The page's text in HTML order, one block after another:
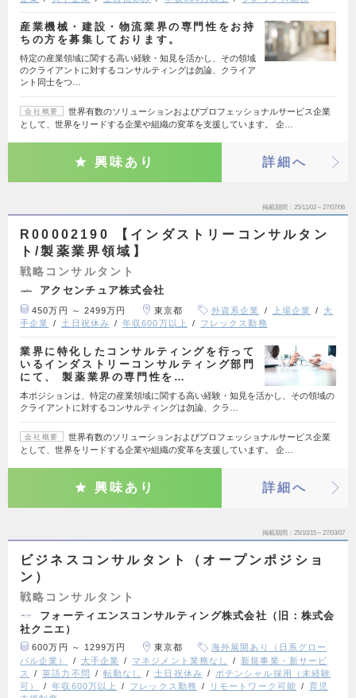
産業機械・建設・物流業界の専門性をお持
ちの方を募集しております。
特定の産業領域に関する高い経験・知見を活かし、その領域
のクライアントに対するコンサルティングは勿論、クライア
ント同士をつ…
会社概要
世界有数のソリューションおよびプロフェッショナルサービス企業
として、世界をリードする企業や組織の変革を支援しています。 企…
興味あり 詳細へ
掲載期間 25/11/02～27/07/06
R00002190 【インダストリーコンサルタン
ト/製薬業界領域】
戦略コンサルタント
アクセンチュア株式会社
450万円 ～ 2499万円 東京都 外資系企業 上場企業
大
手企業
土日祝休み 年収600万以上 フレックス勤務
業界に特化したコンサルティングを行って
いるインダストリーコンサルティング部門
にて、 製薬業界の専門性を…
本ポジションは、特定の産業領域に関する高い経験・知見を活かし、その領域の
クライアントに対するコンサルティングは勿論、クラ…
会社概要
世界有数のソリューションおよびプロフェッショナルサービス企業
として、世界をリードする企業や組織の変革を支援しています。 企…
興味あり 詳細へ
掲載期間 25/10/15～27/03/07
ビジネスコンサルタント（オープンポジショ
ン）
戦略コンサルタント
フォーティエンスコンサルティング株式会社（旧：株式会
社クニエ）
600万円 ～ 1299万円 東京都
海外展開あり（日系グロー
バル企業）
大手企業 マネジメント業務なし
新規事業・新サービ
ス
英語力不問 転勤なし 土日祝休み
ポテンシャル採用（未経験
可）
年収600万以上 フレックス勤務 リモートワーク可能
育児